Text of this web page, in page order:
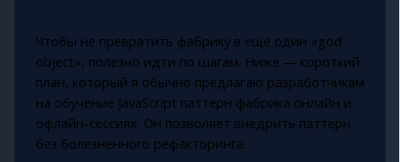
Чтобы не превратить фабрику в ещё один «god
object», полезно идти по шагам. Ниже — короткий
план, который я обычно предлагаю разработчикам
на обучение JavaScript паттерн фабрика онлайн и
офлайн-сессиях. Он позволяет внедрить паттерн
без болезненного рефакторинга.